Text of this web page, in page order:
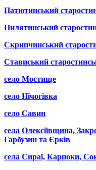
Патютинський
Пилятинський
Скрипчинський
Стависький
село Мостище
село Нічогівка
село Савин
села Олексіївщина,
Гарбузин та Єрків
села Сираї, Карпоки,